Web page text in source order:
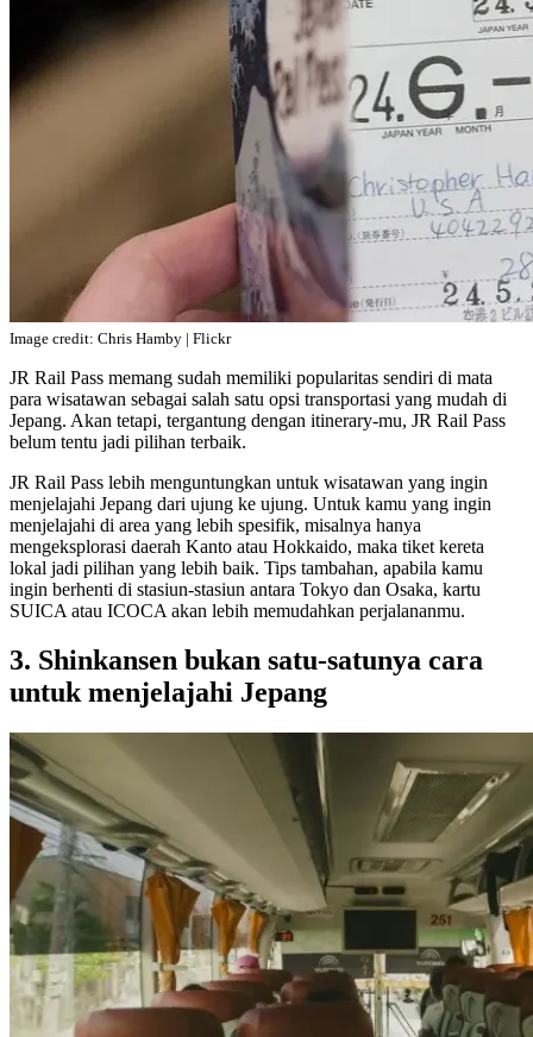
Image credit: Chris Hamby | Flickr
JR Rail Pass memang sudah memiliki popularitas sendiri di mata
para wisatawan sebagai salah satu opsi transportasi yang mudah di
Jepang. Akan tetapi, tergantung dengan itinerary-mu, JR Rail Pass
belum tentu jadi pilihan terbaik.
JR Rail Pass lebih menguntungkan untuk wisatawan yang ingin
menjelajahi Jepang dari ujung ke ujung. Untuk kamu yang ingin
menjelajahi di area yang lebih spesifik, misalnya hanya
mengeksplorasi daerah Kanto atau Hokkaido, maka tiket kereta
lokal jadi pilihan yang lebih baik. Tips tambahan, apabila kamu
ingin berhenti di stasiun-stasiun antara Tokyo dan Osaka, kartu
SUICA atau ICOCA akan lebih memudahkan perjalananmu.
3. Shinkansen bukan satu-satunya cara
untuk menjelajahi Jepang